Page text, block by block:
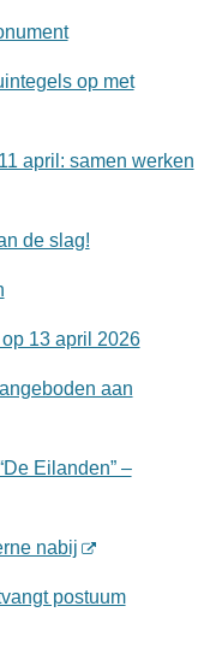
op met
april: samen werken
de slag!
13 april 2026
aan
Eilanden” –
nabij
postuum